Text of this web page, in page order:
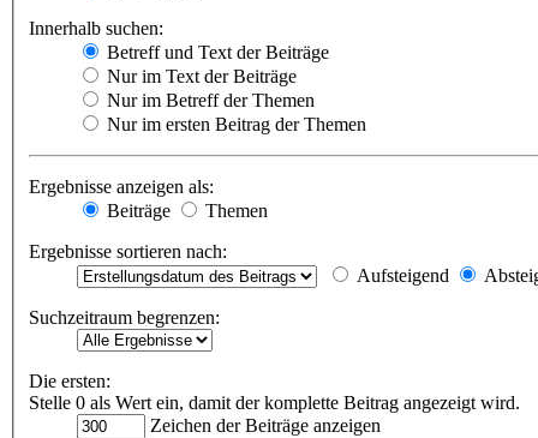
Innerhalb suchen:
Betreff und Text der Beiträge
Nur im Text der Beiträge
Nur im Betreff der Themen
Nur im ersten Beitrag der Themen
Ergebnisse anzeigen als:
Beiträge
Themen
Ergebnisse sortieren nach:
Aufsteigend
Suchzeitraum begrenzen:
Die ersten:
Stelle 0 als Wert ein, damit der komplette Beitrag angezeigt wird.
Zeichen der Beiträge anzeigen